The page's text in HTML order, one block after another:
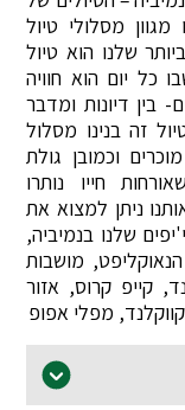
מגוון מסלולי טיול
שלנו הוא טיול
זהו טיול בן 16 ימים שבו כל יום הוא חוויה
בין דיונות ומדבר
זה בנינו מסלול
וכמובן גולת
חייו נותרו
ניתן למצוא את
שלנו בנמיביה,
מושבות
קייפ קרוס, אזור
מפלי אפופ